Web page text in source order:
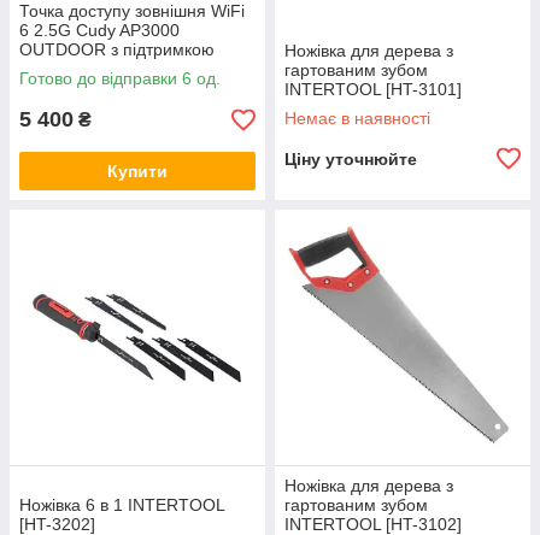
Точка доступу зовнішня WiFi
6 2.5G Cudy AP3000
OUTDOOR з підтримкою
Mesh дводіапазонна (73-
00527)
Готово до відправки 6 од.
5 400 ₴
Купити
Ножівка для дерева з
гартованим зубом
INTERTOOL [HT-3101]
Немає в наявності
Ціну уточнюйте
Ножівка 6 в 1 INTERTOOL
[HT-3202]
Ножівка для дерева з
гартованим зубом
INTERTOOL [HT-3102]